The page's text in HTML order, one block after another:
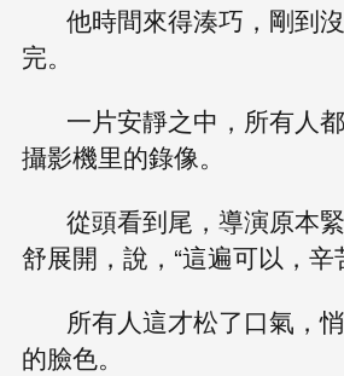
他時間來得湊巧，剛到
完。
一片安靜之中，所有人
攝影機里的錄像。
從頭看到尾，導演原本
舒展開，說，“這遍可以，辛
所有人這才松了口氣，
的臉色。